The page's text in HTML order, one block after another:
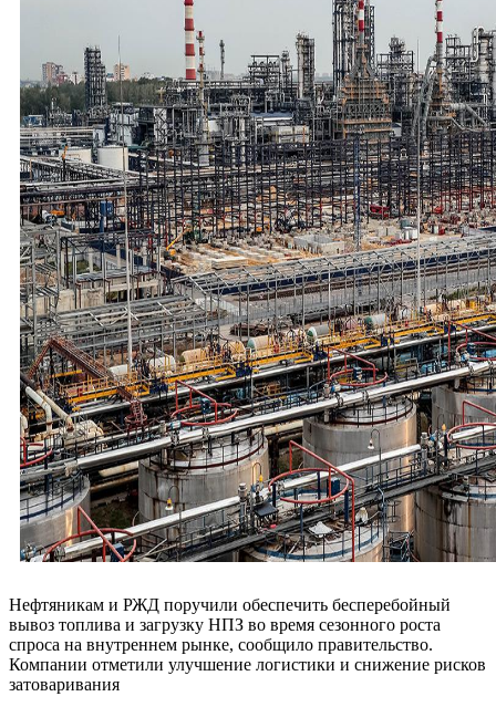
Нефтяникам и РЖД поручили обеспечить бесперебойный
вывоз топлива и загрузку НПЗ во время сезонного роста
спроса на внутреннем рынке, сообщило правительство.
Компании отметили улучшение логистики и снижение рисков
затоваривания